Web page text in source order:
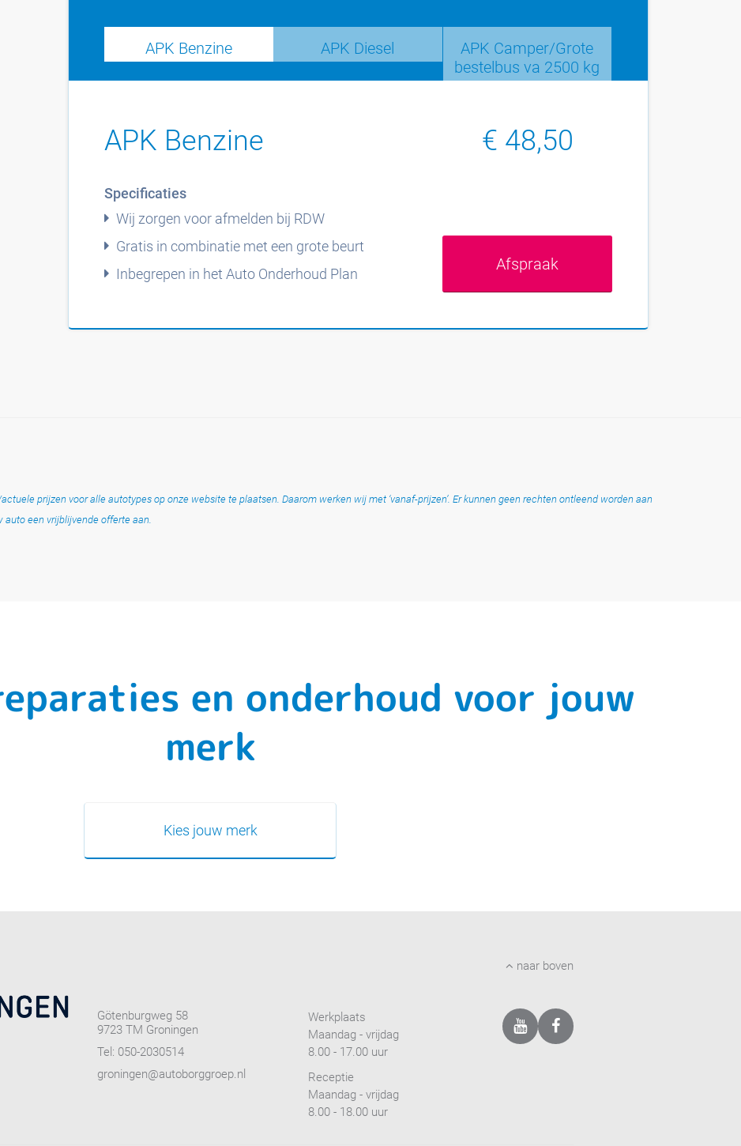
APK Benzine APK Diesel
APK Camper/Grote
bestelbus va 2500 kg
APK Benzine € 48,50
Specificaties
Wij zorgen voor afmelden bij RDW
Gratis in combinatie met een grote beurt
Inbegrepen in het Auto Onderhoud Plan
Afspraak
prijzen voor alle autotypes op onze website te plaatsen. Daarom werken wij met ‘vanaf-prijzen’. Er kunnen geen rechten ontleend worden aan
een vrijblijvende offerte aan.
en onderhoud voor jouw
merk
Kies jouw merk
naar boven
Götenburgweg 58
9723 TM Groningen
Tel: 050-2030514
groningen@autoborggroep.nl
Werkplaats
Maandag - vrijdag
8.00 - 17.00 uur
Receptie
Maandag - vrijdag
8.00 - 18.00 uur